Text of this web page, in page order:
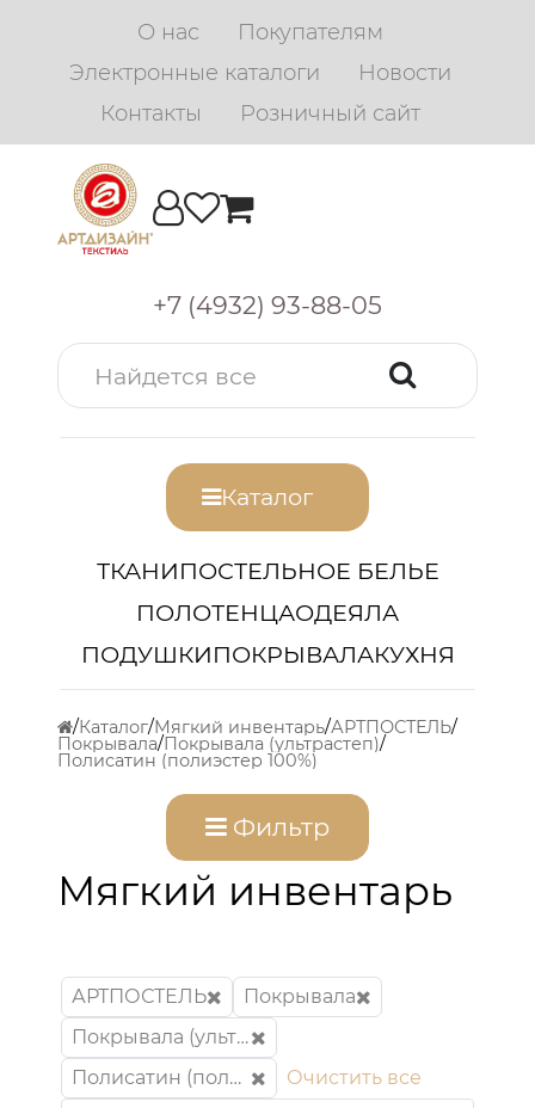
О нас
Покупателям
Электронные каталоги
Новости
Контакты
Розничный сайт
+7 (4932) 93-88-05
Каталог
ТКАНИПОСТЕЛЬНОЕ БЕЛЬЕ
ПОЛОТЕНЦАОДЕЯЛА
ПОДУШКИПОКРЫВАЛАКУХНЯ
Каталог Мягкий инвентарь АРТПОСТЕЛЬ
Покрывала Покрывала (ультрастеп)
Полисатин (полиэстер 100%)
Фильтр
Мягкий инвентарь
АРТПОСТЕЛЬ
Покрывала
Покрывала (ультрастеп)
Полисатин (полиэстер 100%)
Очистить все